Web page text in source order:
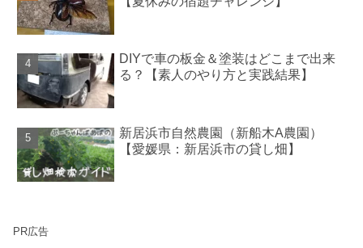
DIYで車の板金＆塗装はどこまで出来
る？【素人のやり方と実践結果】
新居浜市自然農園（新船木A農園）
【愛媛県：新居浜市の貸し畑】
PR広告